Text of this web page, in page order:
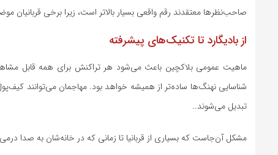
صاحب‌نظرها معتقدند رقم واقعی بسیار بالاتر است، زیرا برخی قربانیان
از بادیگارد تا تکنیک‌های پیشرفته
ماهیت عمومی بلاکچین باعث می‌شود هر تراکنش برای همه قابل
شناسایی نهنگ‌ها ساده‌تر از همیشه خواهد بود. مهاجمان می‌توانند
تبدیل می‌شوند..
مشکل آن‌جاست که بسیاری از قربانیا تا زمانی که در خانه‌شان به صدا